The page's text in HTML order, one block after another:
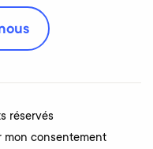
réservés
mon consentement